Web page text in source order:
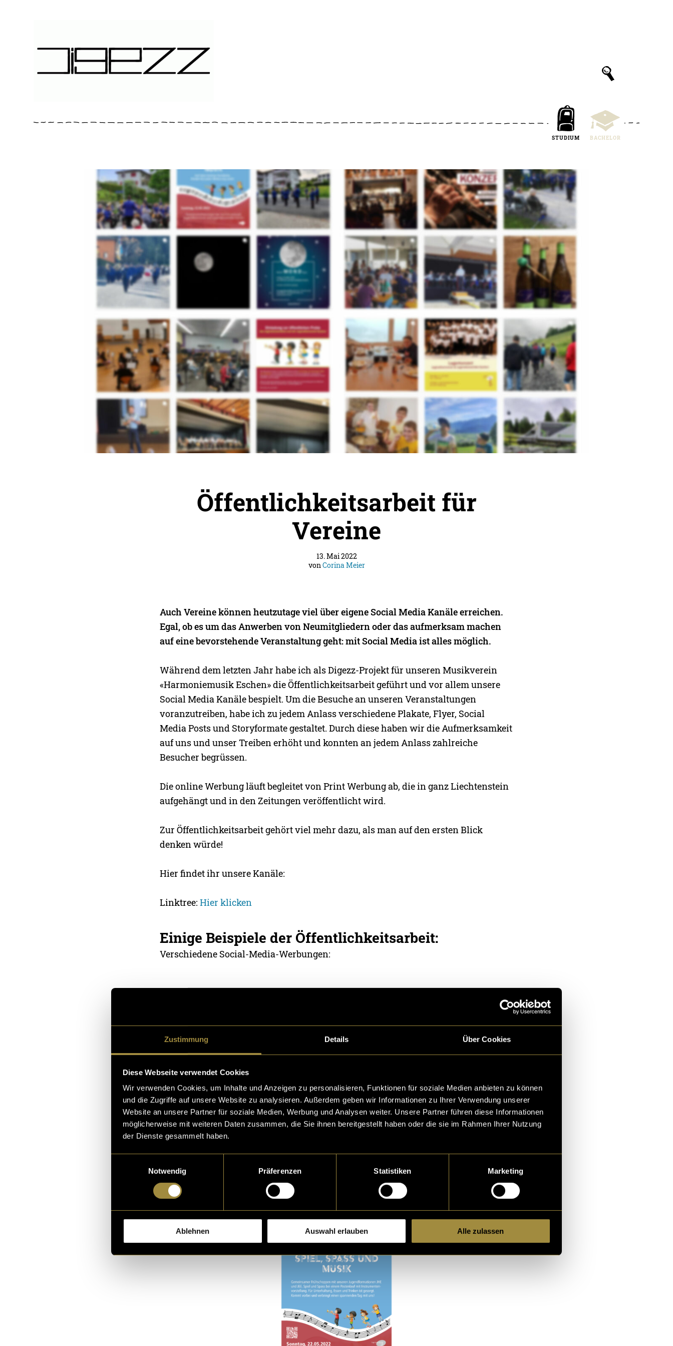
Zustimmung Details Über Cookies
Diese Webseite verwendet Cookies
Wir verwenden Cookies, um Inhalte und Anzeigen zu personalisieren, Funktionen für soziale Medien anbieten zu können
und die Zugriffe auf unsere Website zu analysieren. Außerdem geben wir Informationen zu Ihrer Verwendung unserer
Website an unsere Partner für soziale Medien, Werbung und Analysen weiter. Unsere Partner führen diese Informationen
möglicherweise mit weiteren Daten zusammen, die Sie ihnen bereitgestellt haben oder die sie im Rahmen Ihrer Nutzung
der Dienste gesammelt haben.
Notwendig
Präferenzen Statistiken Marketing
Ablehnen Auswahl erlauben Alle zulassen
STUDIUM BACHELOR
Öffentlichkeitsarbeit für
Vereine
13. Mai 2022
vonCorina Meier
Auch Vereine können heutzutage viel über eigene Social Media Kanäle erreichen.
Egal, ob es um das Anwerben von Neumitgliedern oder das aufmerksam machen
auf eine bevorstehende Veranstaltung geht: mit Social Media ist alles möglich.
Während dem letzten Jahr habe ich als Digezz-Projekt für unseren Musikverein
«Harmoniemusik Eschen» die Öffentlichkeitsarbeit geführt und vor allem unsere
Social Media Kanäle bespielt. Um die Besuche an unseren Veranstaltungen
voranzutreiben, habe ich zu jedem Anlass verschiedene Plakate, Flyer, Social
Media Posts und Storyformate gestaltet. Durch diese haben wir die Aufmerksamkeit
auf uns und unser Treiben erhöht und konnten an jedem Anlass zahlreiche
Besucher begrüssen.
Die online Werbung läuft begleitet von Print Werbung ab, die in ganz Liechtenstein
aufgehängt und in den Zeitungen veröffentlicht wird.
Zur Öffentlichkeitsarbeit gehört viel mehr dazu, als man auf den ersten Blick
denken würde!
Hier findet ihr unsere Kanäle:
Linktree:Hier klicken
Einige Beispiele der Öffentlichkeitsarbeit:
Verschiedene Social-Media-Werbungen:
Feed-Posts und Story-Formate